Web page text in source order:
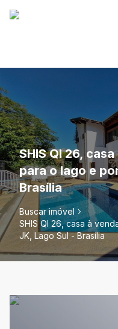
SHIS QI 26,
para o lago e
Brasília
Buscar imóvel
SHIS QI 26, casa à
JK, Lago Sul - Brasília